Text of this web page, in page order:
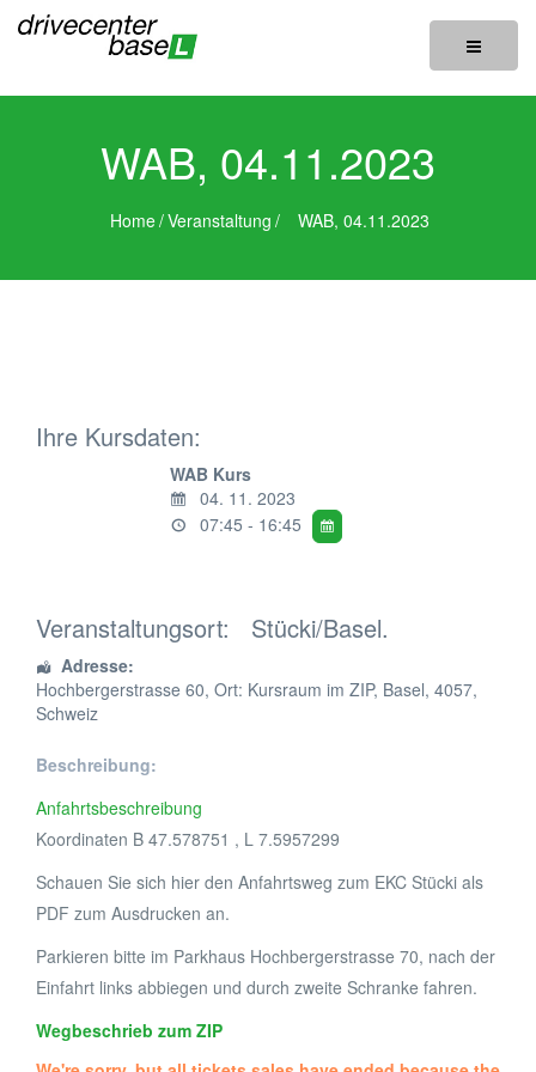
Toggle
WAB, 04.11.2023
Home/Veranstaltung / WAB, 04.11.2023
Ihre Kursdaten:
WAB Kurs
04. 11. 2023
07:45 - 16:45
Veranstaltungsort: Stücki/Basel.
Adresse:
Hochbergerstrasse 60, Ort: Kursraum im ZIP, Basel, 4057,
Schweiz
Beschreibung:
Anfahrtsbeschreibung
Koordinaten B 47.578751 , L 7.5957299
Schauen Sie sich hier den Anfahrtsweg zum EKC Stücki als
PDF zum Ausdrucken an.
Parkieren bitte im Parkhaus Hochbergerstrasse 70, nach der
Einfahrt links abbiegen und durch zweite Schranke fahren.
Wegbeschrieb zum ZIP